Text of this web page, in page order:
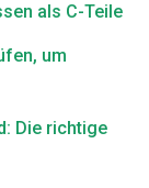
als C-Teile
um
Die richtige